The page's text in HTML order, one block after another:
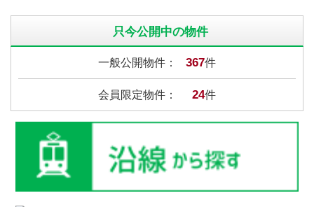
只今公開中の物件
一般公開物件： 367件
会員限定物件： 24件